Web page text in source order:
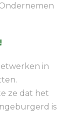
in
ze dat het
is